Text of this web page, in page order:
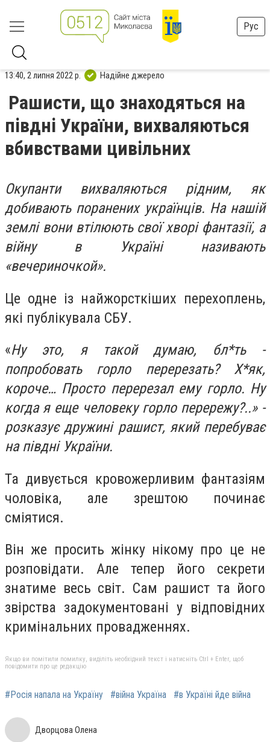
Рус
13:40, 2 липня 2022 р. Надійне джерело
Рашисти, що знаходяться на
півдні України, вихваляються
вбивствами цивільних
Окупанти вихваляються рідним, як
добивають поранених українців. На нашій
землі вони втілюють свої хворі фантазії, а
війну в Україні називають
«вечериночкой».
Це одне із найжорсткіших перехоплень,
які публікувала СБУ.
«Ну это, я такой думаю, бл*ть -
попробовать горло перерезать? Х*як,
короче… Просто перерезал ему горло. Ну
когда я еще человеку горло перережу?..» -
розказує дружині рашист, який перебуває
на півдні України.
Та дивується кровожерливим фантазіям
чоловіка, але зрештою починає
сміятися.
Він же просить жінку нікому про це не
розповідати. Але тепер його секрети
знатиме весь світ. Сам рашист та його
звірства задокументовані у відповідних
кримінальних провадженнях.
Якщо ви помітили помилку, виділіть необхідний текст і натисніть Ctrl + Enter, щоб
повідомити про це редакцію
#Росія напала на Україну #війна Україна #в Україні йде війна
Дворцова Олена